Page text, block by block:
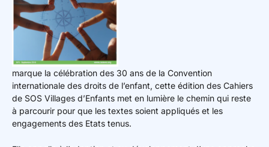
marque la célébration des 30 ans de la Convention
internationale des droits de l’enfant, cette édition des Cahiers
de SOS Villages d’Enfants met en lumière le chemin qui reste
à parcourir pour que les textes soient appliqués et les
engagements des Etats tenus.